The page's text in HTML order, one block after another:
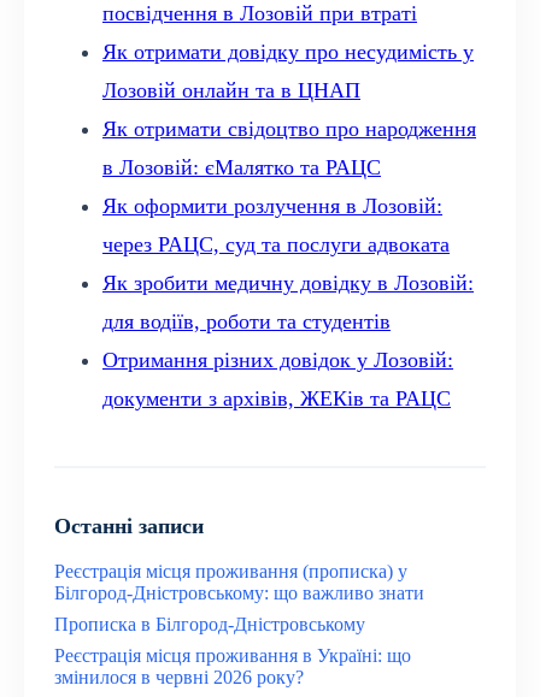
посвідчення в Лозовій при втраті
Як отримати довідку про несудимість у
Лозовій онлайн та в ЦНАП
Як отримати свідоцтво про народження
в Лозовій: єМалятко та РАЦС
Як оформити розлучення в Лозовій:
через РАЦС, суд та послуги адвоката
Як зробити медичну довідку в Лозовій:
для водіїв, роботи та студентів
Отримання різних довідок у Лозовій:
документи з архівів, ЖЕКів та РАЦС
Останні записи
Реєстрація місця проживання (прописка) у
Білгород-Дністровському: що важливо знати
Прописка в Білгород-Дністровському
Реєстрація місця проживання в Україні: що
змінилося в червні 2026 року?